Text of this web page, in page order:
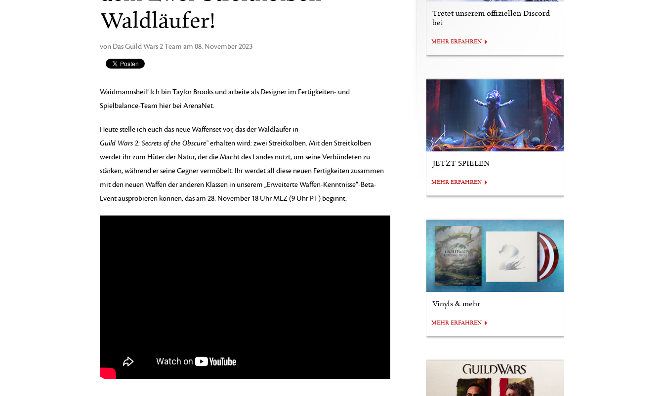
Waldläufer!
von Das Guild Wars 2 Team am 08. November 2023
Waidmannsheil! Ich bin Taylor Brooks und arbeite als Designer im Fertigkeiten- und
Spielbalance-Team hier bei ArenaNet.
Heute stelle ich euch das neue Waffenset vor, das der Waldläufer in
Guild Wars 2: Secrets of the Obscure™erhalten wird: zwei Streitkolben. Mit den Streitkolben
werdet ihr zum Hüter der Natur, der die Macht des Landes nutzt, um seine Verbündeten zu
stärken, während er seine Gegner vermöbelt. Ihr werdet all diese neuen Fertigkeiten zusammen
mit den neuen Waffen der anderen Klassen in unserem „Erweiterte Waffen-Kenntnisse“-Beta-
Event ausprobieren können, das am 28. November 18 Uhr MEZ (9 Uhr PT) beginnt.
Tretet unserem offiziellen Discord
bei
MEHR ERFAHREN
JETZT SPIELEN
MEHR ERFAHREN
Vinyls & mehr
MEHR ERFAHREN